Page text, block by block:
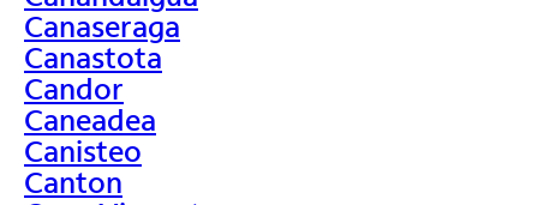
Canaseraga
Canastota
Candor
Caneadea
Canisteo
Canton